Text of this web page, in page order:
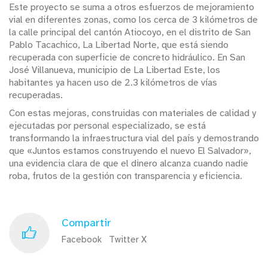
Este proyecto se suma a otros esfuerzos de mejoramiento
vial en diferentes zonas, como los cerca de 3 kilómetros de
la calle principal del cantón Atiocoyo, en el distrito de San
Pablo Tacachico, La Libertad Norte, que está siendo
recuperada con superficie de concreto hidráulico. En San
José Villanueva, municipio de La Libertad Este, los
habitantes ya hacen uso de 2.3 kilómetros de vías
recuperadas.
Con estas mejoras, construidas con materiales de calidad y
ejecutadas por personal especializado, se está
transformando la infraestructura vial del país y demostrando
que «Juntos estamos construyendo el nuevo El Salvador»,
una evidencia clara de que el dinero alcanza cuando nadie
roba, frutos de la gestión con transparencia y eficiencia.
Compartir
Facebook Twitter X